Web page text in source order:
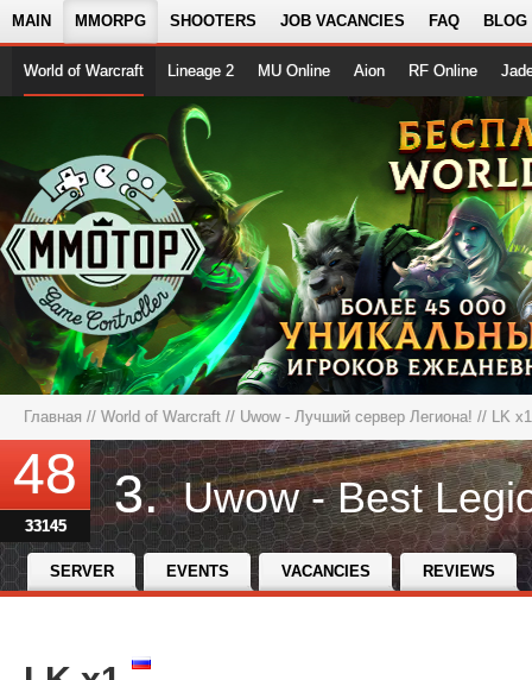
MAIN MMORPG SHOOTERS JOB VACANCIES FAQ BLOG
World of Warcraft Lineage 2 MU Online Aion RF Online
Главная // World of Warcraft // Uwow - Лучший сервер Легиона! // LK x1
48
33145
3. Uwow - Best
SERVER EVENTS VACANCIES REVIEWS